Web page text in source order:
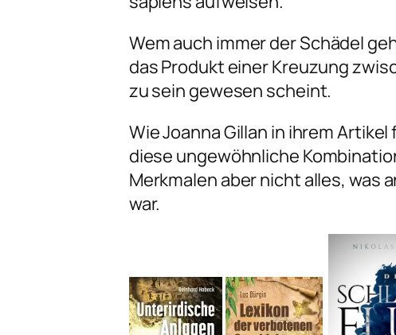
Wem auch immer der Schädel
das Produkt einer Kreuzung
zu sein gewesen scheint.
Wie Joanna Gillan in ihrem Artikel
diese ungewöhnliche
Merkmalen aber nicht alles, was
war.